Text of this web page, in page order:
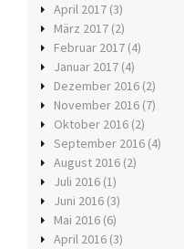
April 2017 (3)
März 2017 (2)
Februar 2017 (4)
Januar 2017 (4)
Dezember 2016 (2)
November 2016 (7)
Oktober 2016 (2)
September 2016 (4)
August 2016 (2)
Juli 2016 (1)
Juni 2016 (3)
Mai 2016 (6)
April 2016 (3)